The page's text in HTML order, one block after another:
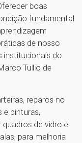
boas
fundamental
de nosso
institucionais do
Tullio de
reparos no
e pinturas,
de vidro e
para melhoria